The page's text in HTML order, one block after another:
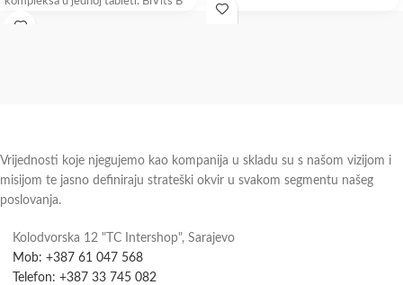
complex sadrži aktivni oblik folne
Vrijednosti koje njegujemo kao kompanija u skladu su s našom vizijom i
misijom te jasno definiraju strateški okvir u svakom segmentu našeg
poslovanja.
Kolodvorska 12 "TC Intershop", Sarajevo
Mob: +387 61 047 568
Telefon: +387 33 745 082